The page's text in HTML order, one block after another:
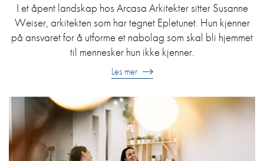
I et åpent landskap hos Arcasa Arkitekter sitter Susanne
Weiser, arkitekten som har tegnet Epletunet. Hun kjenner
på ansvaret for å utforme et nabolag som skal bli hjemmet
til mennesker hun ikke kjenner.
Les mer